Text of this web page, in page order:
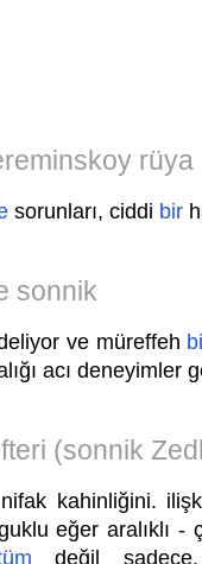
rüya
sorunları, ciddi bir
sonnik
ve müreffeh
acı deneyimler
(sonnik
kahinliğini.
eğer aralıklı -
değil sadece,